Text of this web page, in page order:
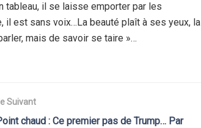
tableau, il se laisse emporter par les
il est sans voix…La beauté plaît à ses yeux, la
mais de savoir se taire »…
Suivant
chaud : Ce premier pas de Trump… Par